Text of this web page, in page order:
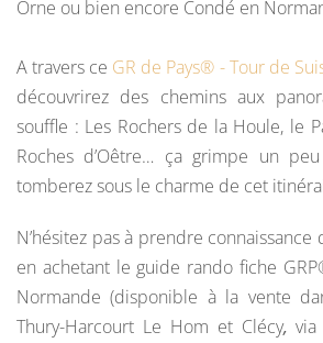
Orne ou bien encore Condé en
A travers ce GR de Pays® - Tour de
découvrirez des chemins aux
souffle : Les Rochers de la Houle, le
Roches d’Oêtre… ça grimpe un
tomberez sous le charme de cet
N’hésitez pas à prendre
en achetant le guide rando fiche
Normande (disponible à la vente
Thury-Harcourt Le Hom et Clécy,via